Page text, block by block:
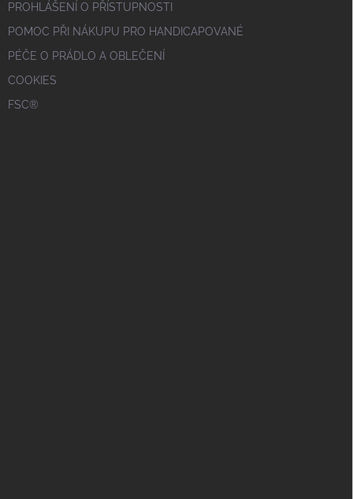
PROHLÁŠENÍ O PŘÍSTUPNOSTI
POMOC PŘI NÁKUPU PRO HANDICAPOVANÉ
PÉČE O PRÁDLO A OBLEČENÍ
COOKIES
FSC®